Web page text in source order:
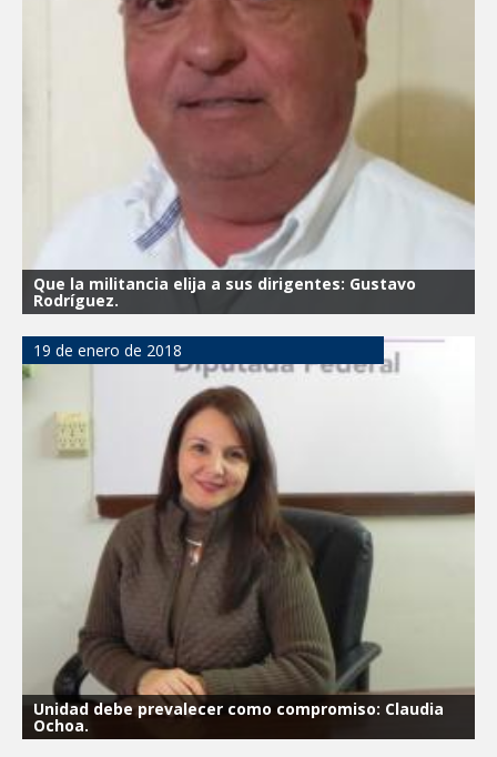
GOBIERNO MUNICIPAL ACERCA
SERVICIOS Y APOYOS A FAMILIAS CON
“PRESIDENCIA CERQUITA DE TI”
Impulsa STPS ferias del empleo para
jóvenes en tres regiones de Tamaulipas
Felicitó Carlos Peña Ortiz a más de 390
egresados de la Universidad Tecnológica
de Tamaulipas Norte
GOBIERNO DE CARMEN LILIA
CANTUROSAS INVIERTE EN
INFRAESTRUCTURA HÍDRICA PARA
AGUA POTABLE
Facilita DIF Tamaulipas trámite de
credencial y placas de circulación para
personas con discapacidad
CARMEN LILIA CANTUROSAS
CONSOLIDA A NUEVO LAREDO COMO
REFERENTE DE ENERGÍA LIMPIA EN
TAMAULIPAS
Destacó Alcalde Carlos Peña Ortiz
respuesta inmediata de servicios
municipales ante tormenta
La UAT, Gobierno del Estado y
ganaderos consolidan proyecto “Carne
GOBIERNO MUNICIPAL INVITA A
CAMPAÑA DE TAMIZAJE AUDITIVO
CLÍNICA UNE NUEVA ERA
Que la militancia elija a sus dirigentes: Gustavo
Rodríguez.
19 de enero de 2018
Unidad debe prevalecer como compromiso: Claudia
Ochoa.